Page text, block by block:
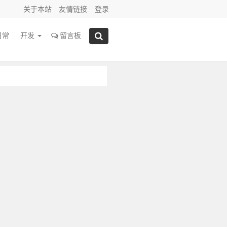
关于本站 友情链接 登录
常 开发 留言板